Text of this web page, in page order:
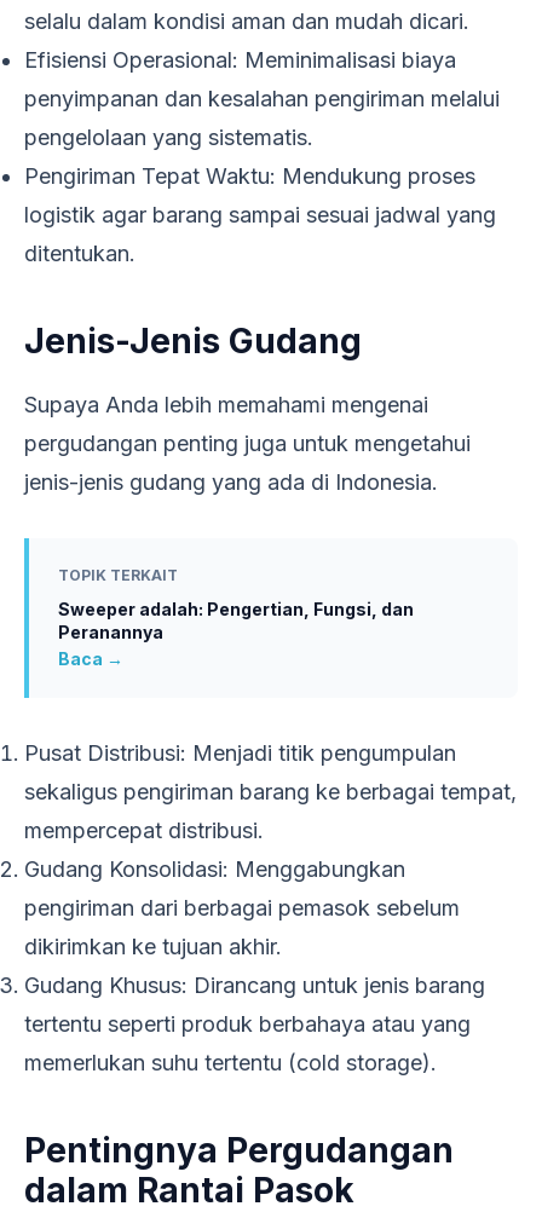
selalu dalam kondisi aman dan mudah dicari.
Efisiensi Operasional: Meminimalisasi biaya
penyimpanan dan kesalahan pengiriman melalui
pengelolaan yang sistematis.
Pengiriman Tepat Waktu: Mendukung proses
logistik agar barang sampai sesuai jadwal yang
ditentukan.
Jenis-Jenis Gudang
Supaya Anda lebih memahami mengenai
pergudangan penting juga untuk mengetahui
jenis-jenis gudang yang ada di Indonesia.
TOPIK TERKAIT
Sweeper adalah: Pengertian, Fungsi, dan
Peranannya
Baca →
Pusat Distribusi: Menjadi titik pengumpulan
sekaligus pengiriman barang ke berbagai tempat,
mempercepat distribusi.
Gudang Konsolidasi: Menggabungkan
pengiriman dari berbagai pemasok sebelum
dikirimkan ke tujuan akhir.
Gudang Khusus: Dirancang untuk jenis barang
tertentu seperti produk berbahaya atau yang
memerlukan suhu tertentu (cold storage).
Pentingnya Pergudangan
dalam Rantai Pasok